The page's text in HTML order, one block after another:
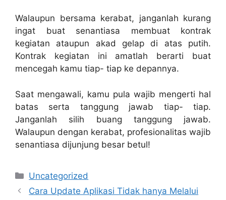
Walaupun bersama kerabat, janganlah kurang
ingat buat senantiasa membuat kontrak
kegiatan ataupun akad gelap di atas putih.
Kontrak kegiatan ini amatlah berarti buat
mencegah kamu tiap- tiap ke depannya.
Saat mengawali, kamu pula wajib mengerti hal
batas serta tanggung jawab tiap- tiap.
Janganlah silih buang tanggung jawab.
Walaupun dengan kerabat, profesionalitas wajib
senantiasa dijunjung besar betul!
Categories
Uncategorized
Cara Update Aplikasi Tidak hanya Melalui